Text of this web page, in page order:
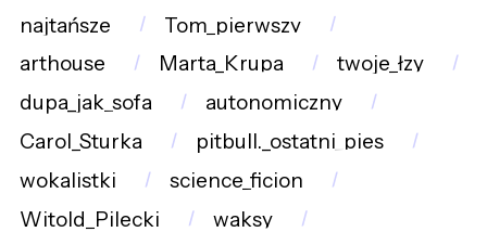
najtańsze
Tom_pierwszy
arthouse
Marta_Krupa
twoje_łzy
dupa_jak_sofa
autonomiczny
Carol_Sturka
pitbull._ostatni_pies
wokalistki
science_ficion
Witold_Pilecki
waksy